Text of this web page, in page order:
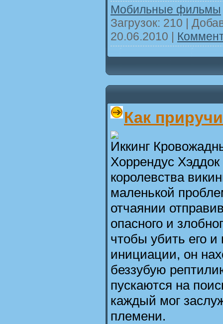
Мобильные фильмы
Загрузок: 210 |
20.06.2010 |
Как
Иккинг
Хоррендус
королевства
маленькой
отчаянии
опасного и
чтобы убить его
инициации, он
беззубую
пускаются на
каждый мог
племени.